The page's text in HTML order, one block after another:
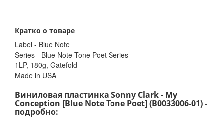
Кратко о товаре
Label - Blue Note
Series - Blue Note Tone Poet Series
1LP, 180g, Gatefold
Made in USA
Виниловая пластинка Sonny Clark - My
Conception [Blue Note Tone Poet] (B0033006-01) -
подробно: